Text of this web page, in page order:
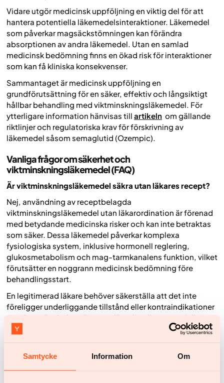
Samtycke Information Om
Vidare utgör medicinsk uppföljning en viktig del för att
hantera potentiella läkemedelsinteraktioner. Läkemedel
som påverkar magsäckstömningen kan förändra
absorptionen av andra läkemedel. Utan en samlad
medicinsk bedömning finns en ökad risk för interaktioner
som kan få kliniska konsekvenser.
Sammantaget är medicinsk uppföljning en
grundförutsättning för en säker, effektiv och långsiktigt
hållbar behandling med viktminskningsläkemedel. För
ytterligare information hänvisas till artikeln om gällande
riktlinjer och regulatoriska krav för förskrivning av
läkemedel såsom semaglutid (Ozempic).
Vanliga frågor om säkerhet och
viktminskningsläkemedel (FAQ)
Är viktminskningsläkemedel säkra utan läkares recept?
Nej, användning av receptbelagda
viktminskningsläkemedel utan läkarordination är förenad
med betydande medicinska risker och kan inte betraktas
som säker. Dessa läkemedel påverkar komplexa
fysiologiska system, inklusive hormonell reglering,
glukosmetabolism och mag-tarmkanalens funktion, vilket
förutsätter en noggrann medicinsk bedömning före
behandlingsstart.
En legitimerad läkare behöver säkerställa att det inte
föreligger underliggande tillstånd eller kontraindikationer
som kan göra behandlingen olämplig eller potentiellt
skadlig. Utan denna individuella riskbedömning och